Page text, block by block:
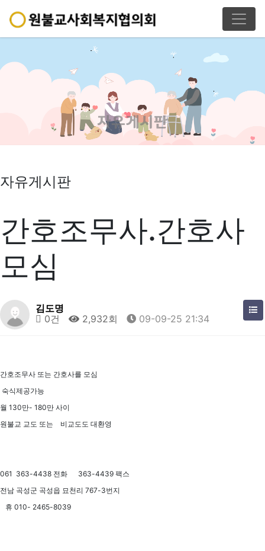
자유게시판
자유게시판
간호조무사.간호사
모심
김도명
0건
2,932회 09-09-25 21:34
간호조무사 또는 간호사를 모심
숙식제공가능
월 130만- 180만 사이
원불교 교도 또는 비교도도 대환영
061 363-4438 전화 363-4439 팩스
전남 곡성군 곡성읍 묘천리 767-3번지
휴 010- 2465-8039